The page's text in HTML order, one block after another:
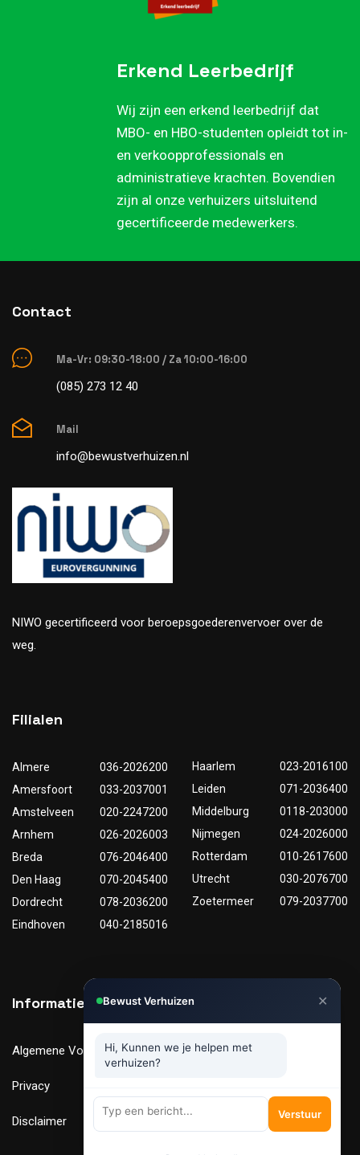
Erkend Leerbedrijf
Wij zijn een erkend leerbedrijf dat
MBO- en HBO-studenten opleidt tot in-
en verkoopprofessionals en
administratieve krachten. Bovendien
zijn al onze verhuizers uitsluitend
gecertificeerde medewerkers.
Contact
Ma-Vr: 09:30-18:00 / Za 10:00-16:00
(085) 273 12 40
Mail
info@bewustverhuizen.nl
NIWO gecertificeerd voor beroepsgoederenvervoer over de
weg.
Filialen
Almere
036-2026200
Amersfoort
033-2037001
Amstelveen
020-2247200
Arnhem
026-2026003
Breda
076-2046400
Den Haag
070-2045400
Dordrecht
078-2036200
Eindhoven
040-2185016
Haarlem
023-2016100
Leiden
071-2036400
Middelburg
0118-203000
Nijmegen
024-2026000
Rotterdam
010-2617600
Utrecht
030-2076700
Zoetermeer
079-2037700
Informatie
Algemene Voorwaarden
Privacy
Disclaimer
Nuttige links
Tarieven
Bewust Verhuizen ✕
Hi, Kunnen we je helpen met
verhuizen?
Verstuur